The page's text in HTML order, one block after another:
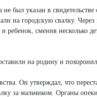
был указан в свидетельстве
на городскую свалку. Через
ребенок, сменив несколько
на родину и
Он утверждал, что
за мальчиком. Органы опеки